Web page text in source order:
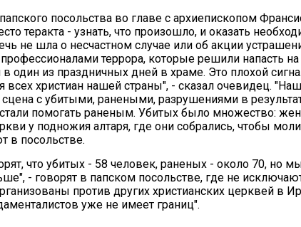
посольства во главе с архиепископом
теракта - узнать, что произошло, и оказать
не шла о несчастном случае или об акции
террора, которые решили напасть
один из праздничных дней в храме. Это плохой
всех христиан нашей страны", - сказал очевидец.
сцена с убитыми, ранеными, разрушениями в
помогать раненым. Убитых было множество:
у подножия алтаря, где они собрались, чтобы
в посольстве.
что убитых - 58 человек, раненых - около 70, но
- говорят в папском посольстве, где не
против других христианских церквей в
уже не имеет границ".